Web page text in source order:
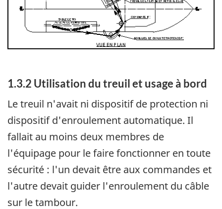
1.3.2 Utilisation du treuil et usage à bord
Le treuil n'avait ni dispositif de protection ni
dispositif d'enroulement automatique. Il
fallait au moins deux membres de
l'équipage pour le faire fonctionner en toute
sécurité : l'un devait être aux commandes et
l'autre devait guider l'enroulement du câble
sur le tambour.